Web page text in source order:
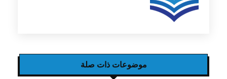
موضوعات ذات صلة